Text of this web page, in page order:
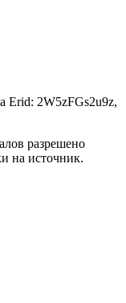
Erid: 2W5zFGs2u9z,
разрешено
на источник.